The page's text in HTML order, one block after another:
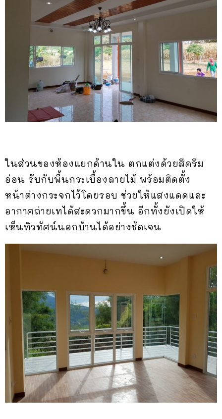
ในส่วนของห้องแยกด้านใน ตกแต่งด้วยสีครีม
อ่อน รับกับพื้นกระเบื้องลายไม้ พร้อมติดตั้ง
หน้าต่างกระจกไว้โดยรอบ ช่วยให้แสงแดดและ
อากาศถ่ายเทได้สะดวกมากขึ้น อีกทั้งยังเปิดให้
เห็นทิวทัศน์นอกบ้านได้อย่างชัดเจน